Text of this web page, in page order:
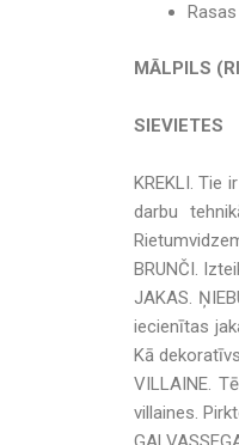
MĀLPILS
SIEVIETES
KREKLI. Tie
darbu
BRUNČI.
JAKAS.
iecienītas
Kā
VILLAINE.
villaines.